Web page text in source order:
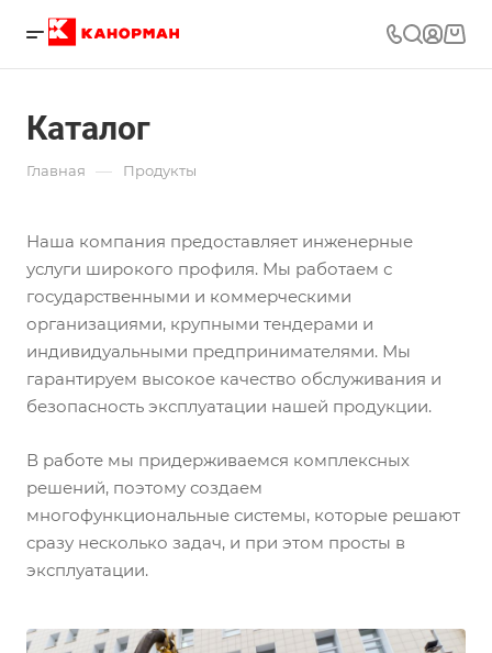
Каталог
Главная — Продукты
Наша компания предоставляет инженерные
услуги широкого профиля. Мы работаем с
государственными и коммерческими
организациями, крупными тендерами и
индивидуальными предпринимателями. Мы
гарантируем высокое качество обслуживания и
безопасность эксплуатации нашей продукции.
В работе мы придерживаемся комплексных
решений, поэтому создаем
многофункциональные системы, которые решают
сразу несколько задач, и при этом просты в
эксплуатации.